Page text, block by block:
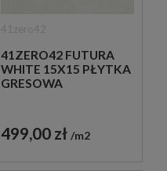
41ZERO42 FUTURA
WHITE 15X15 PŁYTKA
GRESOWA
499,00 zł m2